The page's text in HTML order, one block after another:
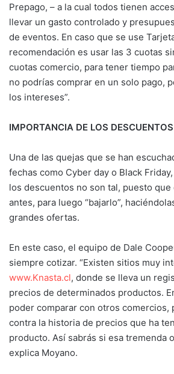
Prepago, – a la cual todos tienen
llevar un gasto controlado y
de eventos. En caso que se use
recomendación es usar las 3 cuotas
cuotas comercio, para tener tiempo
no podrías comprar en un solo pago,
los intereses”.
IMPORTANCIA DE LOS
Una de las quejas que se han
fechas como Cyber day o Black
los descuentos no son tal, puesto
antes, para luego “bajarlo”,
grandes ofertas.
En este caso, el equipo de Dale
siempre cotizar. “Existen sitios muy
www.Knasta.cl, donde se lleva un
precios de determinados productos.
poder comparar con otros comercios,
contra la historia de precios que ha
producto. Así sabrás si esa tremenda
explica Moyano.